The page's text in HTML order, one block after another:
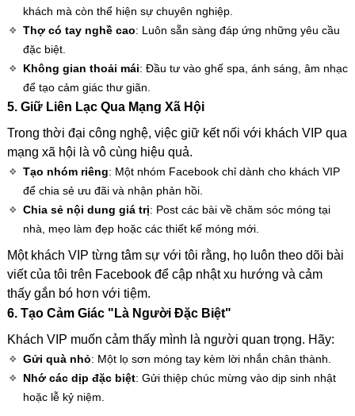
khách mà còn thể hiện sự chuyên nghiệp.
Thợ có tay nghề cao: Luôn sẵn sàng đáp ứng những yêu cầu
đặc biệt.
Không gian thoải mái: Đầu tư vào ghế spa, ánh sáng, âm nhạc
để tạo cảm giác thư giãn.
5. Giữ Liên Lạc Qua Mạng Xã Hội
Trong thời đại công nghệ, việc giữ kết nối với khách VIP qua
mạng xã hội là vô cùng hiệu quả.
Tạo nhóm riêng: Một nhóm Facebook chỉ dành cho khách VIP
để chia sẻ ưu đãi và nhận phản hồi.
Chia sẻ nội dung giá trị: Post các bài về chăm sóc móng tại
nhà, mẹo làm đẹp hoặc các thiết kế móng mới.
Một khách VIP từng tâm sự với tôi rằng, họ luôn theo dõi bài
viết của tôi trên Facebook để cập nhật xu hướng và cảm
thấy gắn bó hơn với tiệm.
6. Tạo Cảm Giác "Là Người Đặc Biệt"
Khách VIP muốn cảm thấy mình là người quan trọng. Hãy:
Gửi quà nhỏ: Một lọ sơn móng tay kèm lời nhắn chân thành.
Nhớ các dịp đặc biệt: Gửi thiệp chúc mừng vào dịp sinh nhật
hoặc lễ kỷ niệm.